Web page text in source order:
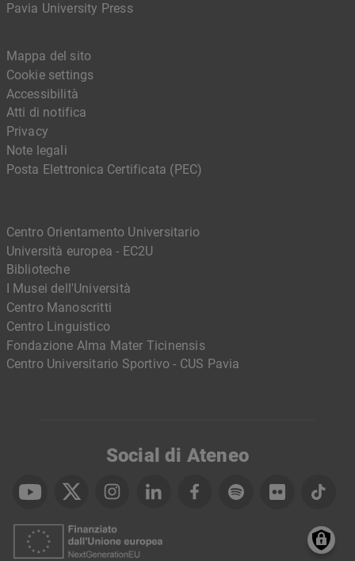
Pavia University Press
Social di Ateneo
Centro Orientamento Universitario
Università europea - EC2U
Biblioteche
I Musei dell'Università
Centro Manoscritti
Centro Linguistico
Fondazione Alma Mater Ticinensis
Centro Universitario Sportivo - CUS Pavia
Mappa del sito
Cookie settings
Accessibilità
Atti di notifica
Privacy
Note legali
Posta Elettronica Certificata (PEC)